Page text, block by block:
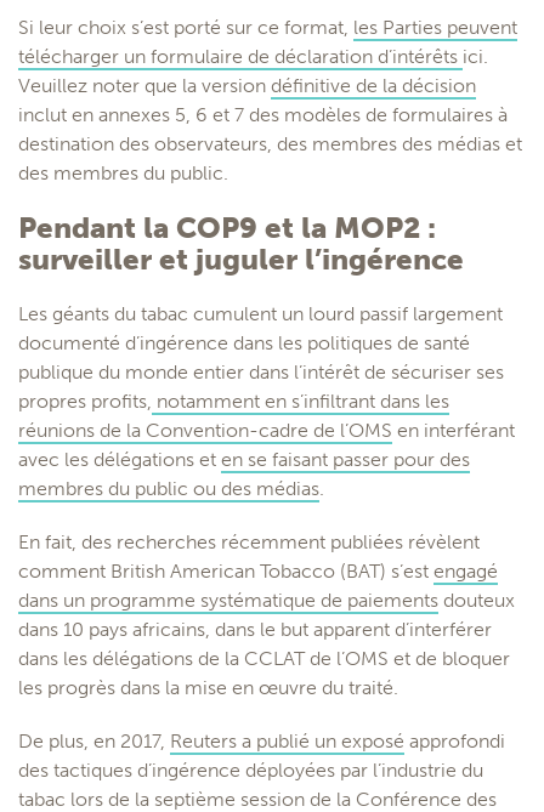
Si leur choix s’est porté sur ce format, les Parties peuvent
télécharger un formulaire de déclaration d’intérêts ici.
Veuillez noter que la version définitive de la décision
inclut en annexes 5, 6 et 7 des modèles de formulaires à
destination des observateurs, des membres des médias et
des membres du public.
Pendant la COP9 et la MOP2 :
surveiller et juguler l’ingérence
Les géants du tabac cumulent un lourd passif largement
documenté d’ingérence dans les politiques de santé
publique du monde entier dans l’intérêt de sécuriser ses
propres profits, notamment en s’infiltrant dans les
réunions de la Convention-cadre de l’OMS en interférant
avec les délégations et en se faisant passer pour des
membres du public ou des médias.
En fait, des recherches récemment publiées révèlent
comment British American Tobacco (BAT) s’est engagé
dans un programme systématique de paiements douteux
dans 10 pays africains, dans le but apparent d’interférer
dans les délégations de la CCLAT de l’OMS et de bloquer
les progrès dans la mise en œuvre du traité.
De plus, en 2017, Reuters a publié un exposé approfondi
des tactiques d’ingérence déployées par l’industrie du
tabac lors de la septième session de la Conférence des